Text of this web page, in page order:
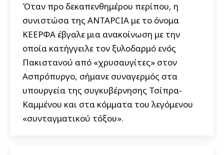
Όταν προ δεκαπενθημέρου περίπου, η
συνιστώσα της ΑΝΤΑΡCIA με το όνομα
ΚΕΕΡΦΑ έβγαλε μια ανακοίνωση με την
οποία κατήγγειλε τον ξυλοδαρμό ενός
Πακιστανού από «χρυσαυγίτες» στον
Ασπρόπυργο, σήμανε συναγερμός στα
υπουργεία της συγκυβέρνησης Τσίπρα-
Καμμένου και στα κόμματα του λεγόμενου
«συνταγματικού τόξου».